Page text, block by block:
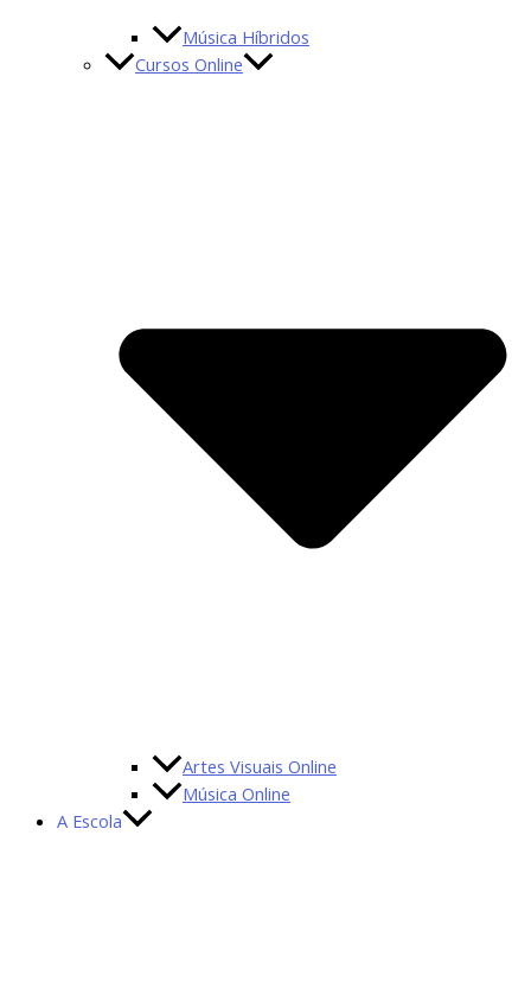
Música Híbridos
Cursos Online
Artes Visuais Online
Música Online
A Escola